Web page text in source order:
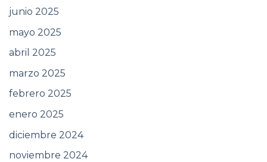
junio 2025
mayo 2025
abril 2025
marzo 2025
febrero 2025
enero 2025
diciembre 2024
noviembre 2024